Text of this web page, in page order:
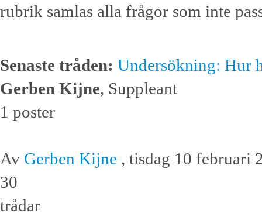
rubrik samlas alla frågor som inte
Senaste tråden: Undersökning: Hur
Gerben Kijne, Suppleant
1 poster
Av Gerben Kijne , tisdag 10 februari
30
trådar